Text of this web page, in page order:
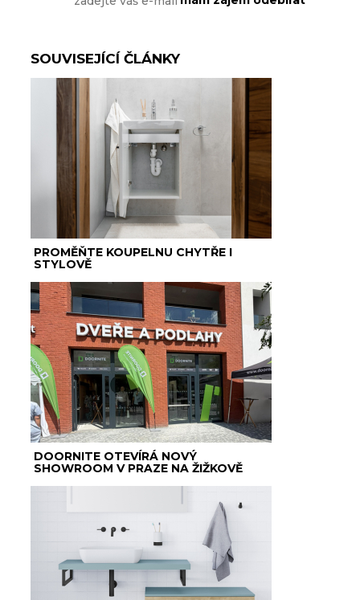
SOUVISEJÍCÍ ČLÁNKY
PROMĚŇTE KOUPELNU CHYTŘE I
STYLOVĚ
DOORNITE OTEVÍRÁ NOVÝ
SHOWROOM V PRAZE NA ŽIŽKOVĚ